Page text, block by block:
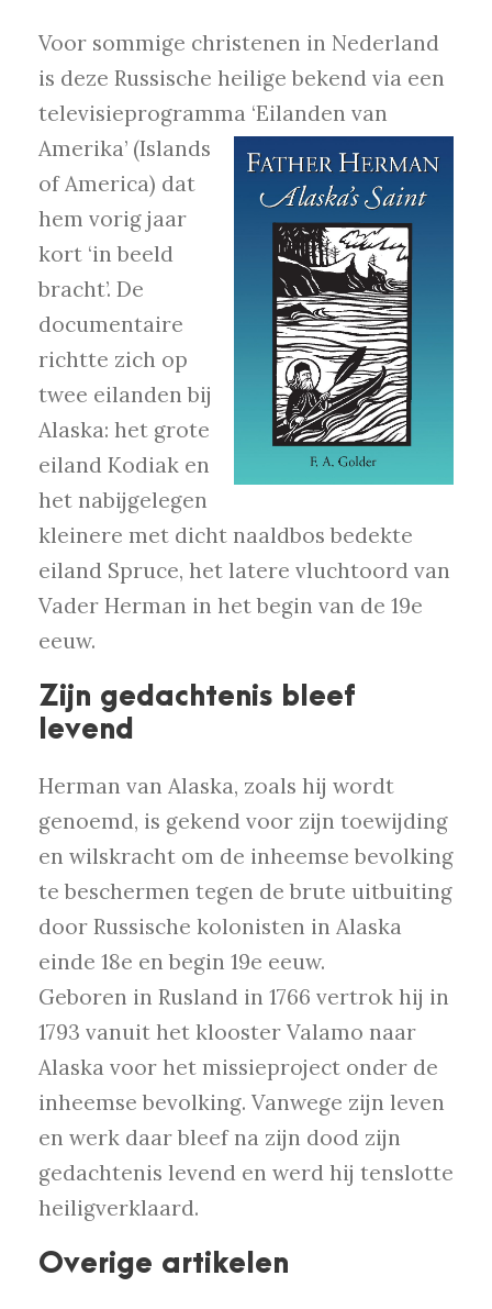
Voor sommige christenen in Nederland
is deze Russische heilige bekend via een
televisieprogramma ‘Eilanden van
Amerika’ (Islands
of America) dat
hem vorig jaar
kort ‘in beeld
bracht’. De
documentaire
richtte zich op
twee eilanden bij
Alaska: het grote
eiland Kodiak en
het nabijgelegen
kleinere met dicht naaldbos bedekte
eiland Spruce, het latere vluchtoord van
Vader Herman in het begin van de 19e
eeuw.
Zijn gedachtenis bleef
levend
Herman van Alaska, zoals hij wordt
genoemd, is gekend voor zijn toewijding
en wilskracht om de inheemse bevolking
te beschermen tegen de brute uitbuiting
door Russische kolonisten in Alaska
einde 18e en begin 19e eeuw.
Geboren in Rusland in 1766 vertrok hij in
1793 vanuit het klooster Valamo naar
Alaska voor het missieproject onder de
inheemse bevolking. Vanwege zijn leven
en werk daar bleef na zijn dood zijn
gedachtenis levend en werd hij tenslotte
heiligverklaard.
Overige artikelen